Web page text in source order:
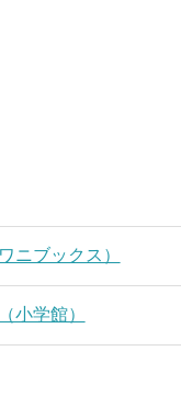
ニブックス）
小学館）